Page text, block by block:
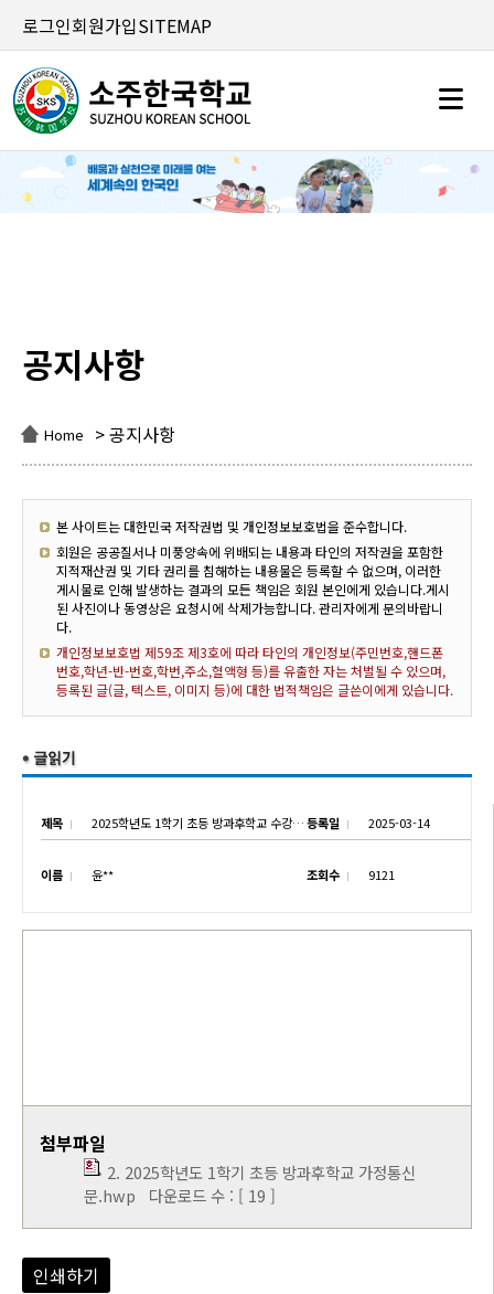
로그인회원가입SITEMAP
공지사항
Home > 공지사항
본 사이트는 대한민국 저작권법 및 개인정보보호법을 준수합니다.
회원은 공공질서나 미풍양속에 위배되는 내용과 타인의 저작권을 포함한
지적재산권 및 기타 권리를 침해하는 내용물은 등록할 수 없으며, 이러한
게시물로 인해 발생하는 결과의 모든 책임은 회원 본인에게 있습니다.게시
된 사진이나 동영상은 요청시에 삭제가능합니다. 관리자에게 문의바랍니
다.
개인정보보호법 제59조 제3호에 따라 타인의 개인정보(주민번호,핸드폰
번호,학년-반-번호,학번,주소,혈액형 등)를 유출한 자는 처벌될 수 있으며,
등록된 글(글, 텍스트, 이미지 등)에 대한 법적책임은 글쓴이에게 있습니다.
제목 2025학년도 1학기 초등 방과후학교 수강신청 안내등록일 2025-03-14
이름 윤** 조회수 9121
첨부파일
2. 2025학년도 1학기 초등 방과후학교 가정통신
문.hwp 다운로드 수 : [ 19 ]
인쇄하기